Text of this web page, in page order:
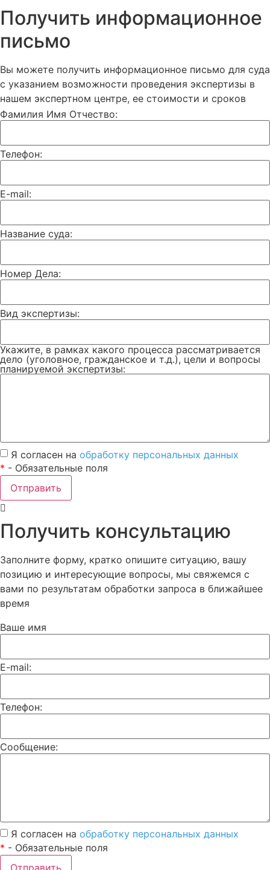
Получить информационное
письмо
Вы можете получить информационное письмо для суда
с указанием возможности проведения экспертизы в
нашем экспертном центре, ее стоимости и сроков
Фамилия Имя Отчество:
Телефон:
E-mail:
Название суда:
Номер Дела:
Вид экспертизы:
Укажите, в рамках какого процесса рассматривается
дело (уголовное, гражданское и т.д.), цели и вопросы
планируемой экспертизы:
Я согласен на обработку персональных данных
* - Обязательные поля
Отправить
Получить консультацию
Заполните форму, кратко опишите ситуацию, вашу
позицию и интересующие вопросы, мы свяжемся с
вами по результатам обработки запроса в ближайшее
время
Ваше имя
E-mail:
Телефон:
Сообщение:
Я согласен на обработку персональных данных
* - Обязательные поля
Отправить